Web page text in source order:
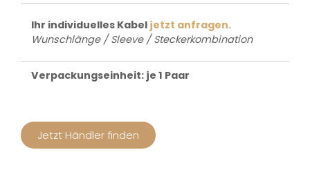
Ihr individuelles Kabel jetzt anfragen.
Wunschlänge / Sleeve / Steckerkombination
Verpackungseinheit: je 1 Paar
Jetzt Händler finden